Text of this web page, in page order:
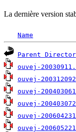
La dernière version
Name
Parent
ouvej-
ouvej-
ouvej-
ouvej-
ouvej-
ouvej-